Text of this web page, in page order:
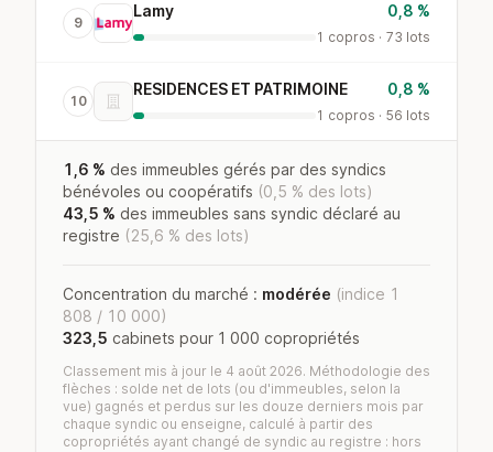
9
Lamy 0,8 %
1 copros · 73 lots
10
RESIDENCES ET PATRIMOINE 0,8 %
1 copros · 56 lots
1,6 % des immeubles gérés par des syndics
bénévoles ou coopératifs (0,5 % des lots)
43,5 % des immeubles sans syndic déclaré au
registre (25,6 % des lots)
Concentration du marché : modérée (indice 1
808 / 10 000)
323,5 cabinets pour 1 000 copropriétés
Classement mis à jour le 4 août 2026. Méthodologie des
flèches : solde net de lots (ou d'immeubles, selon la
vue) gagnés et perdus sur les douze derniers mois par
chaque syndic ou enseigne, calculé à partir des
copropriétés ayant changé de syndic au registre : hors